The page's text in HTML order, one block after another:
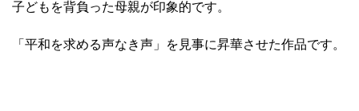
子どもを背負った母親が印象的です。
「平和を求める声なき声」を見事に昇華させた作品です。